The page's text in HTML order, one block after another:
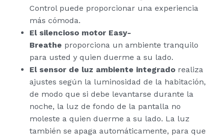
Control puede proporcionar una experiencia
más cómoda.
El silencioso motor Easy-
Breathe proporciona un ambiente tranquilo
para usted y quien duerme a su lado.
El sensor de luz ambiente integrado realiza
ajustes según la luminosidad de la habitación,
de modo que si debe levantarse durante la
noche, la luz de fondo de la pantalla no
moleste a quien duerme a su lado. La luz
también se apaga automáticamente, para que